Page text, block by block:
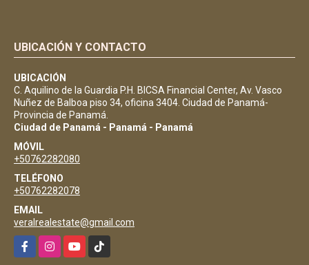
UBICACIÓN Y CONTACTO
UBICACIÓN
C. Aquilino de la Guardia P.H. BICSA Financial Center, Av. Vasco
Nuñez de Balboa piso 34, oficina 3404. Ciudad de Panamá-
Provincia de Panamá.
Ciudad de Panamá - Panamá - Panamá
MÓVIL
+50762282080
TELÉFONO
+50762282078
EMAIL
veralrealestate@gmail.com
FacebookInstagramYouTubeTikTok